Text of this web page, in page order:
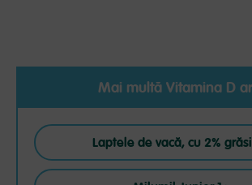
Mai multă Vitamina D
Laptele de vacă, cu 2%